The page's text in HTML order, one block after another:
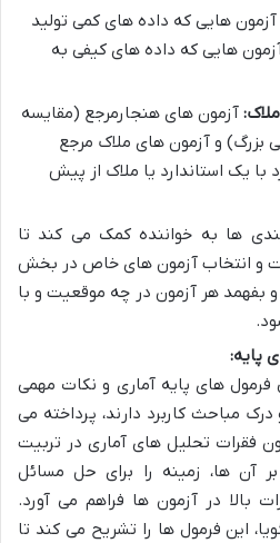
آزمون هایی که داده های کمی تولید
هایی که داده های کیفی به
آزمون های هنجارمرجع (مقایسه
بزرگ) و آزمون های ملاک مرجع
با یک استاندارد یا ملاک از پیش
ها به خواننده کمک می کند تا
و انتخاب آزمون های خاص در بخش
بفهمد هر آزمون در چه موقعیت و با
پایه:
های پایه آماری و نکات مهمی
مباحث کاربرد دارند، پرداخته می
فقرات تحلیل های آماری در تربیت
آن ها، زمینه را برای حل مسائل
بالا در آزمون ها فراهم می آورد.
این فرمول ها را تشریح می کند تا